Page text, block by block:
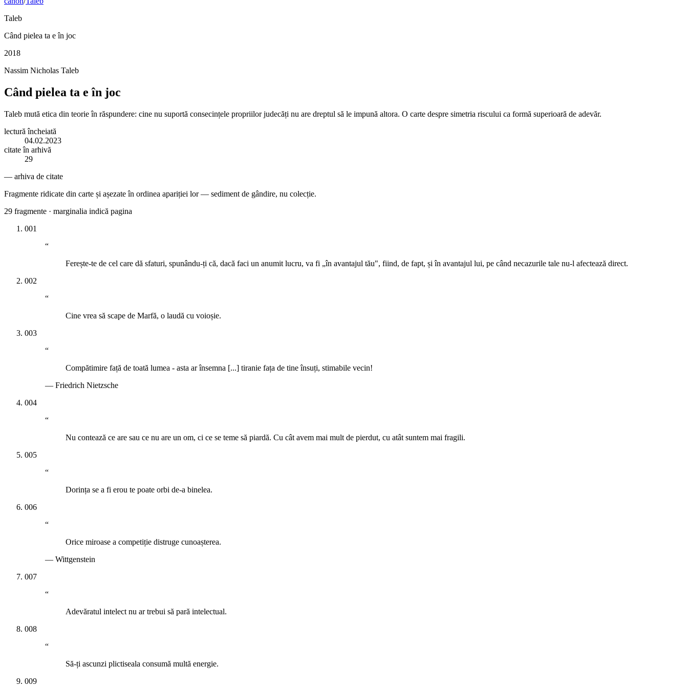
Taleb
Când pielea ta e în joc
2018
Nassim Nicholas Taleb
Când pielea ta e în joc
Taleb mută etica din teorie în răspundere: cine nu suportă consecințele propriilor judecăți nu are dreptul să le impună altora. O carte despre simetria riscului ca formă superioară de adevăr.
lectură încheiată
04.02.2023
citate în arhivă
29
— arhiva de citate
Fragmente ridicate din carte și așezate în ordinea apariției lor — sediment de gândire, nu colecție.
29 fragmente · marginalia indică pagina
001
“
Ferește-te de cel care dă sfaturi, spunându-ți că, dacă faci un anumit lucru, va fi „în avantajul tău", fiind, de fapt, și în avantajul lui, pe când necazurile tale nu-l afectează direct.
002
“
Cine vrea să scape de Marfă, o laudă cu voioșie.
003
“
Compătimire față de toată lumea - asta ar însemna [...] tiranie fața de tine însuți, stimabile vecin!
— Friedrich Nietzsche
004
“
Nu contează ce are sau ce nu are un om, ci ce se teme să piardă. Cu cât avem mai mult de pierdut, cu atât suntem mai fragili.
005
“
Dorința se a fi erou te poate orbi de-a binelea.
006
“
Orice miroase a competiție distruge cunoașterea.
— Wittgenstein
007
“
Adevăratul intelect nu ar trebui să pară intelectual.
008
“
Să-ți ascunzi plictiseala consumă multă energie.
009